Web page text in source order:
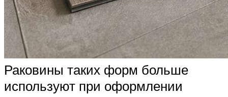
Раковины таких форм больше
используют при оформлении